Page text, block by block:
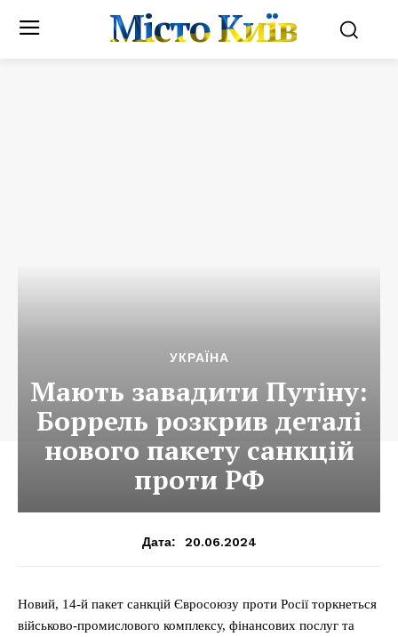
Місто Київ
УКРАЇНА
Мають завадити Путіну:
Боррель розкрив деталі
нового пакету санкцій
проти РФ
Дата: 20.06.2024
Новий, 14-й пакет санкцій Євросоюзу проти Росії торкнеться
військово-промислового комплексу, фінансових послуг та